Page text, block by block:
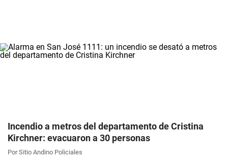
Incendio a metros del departamento de Cristina
Kirchner: evacuaron a 30 personas
Por Sitio Andino Policiales